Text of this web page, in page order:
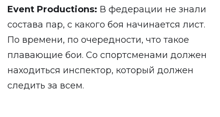
Event Productions: В федерации не знали
состава пар, с какого боя начинается лист.
По времени, по очередности, что такое
плавающие бои. Со спортсменами должен
находиться инспектор, который должен
следить за всем.